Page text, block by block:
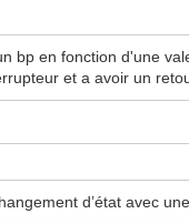
bp en fonction d'une
et a avoir un
d’état avec